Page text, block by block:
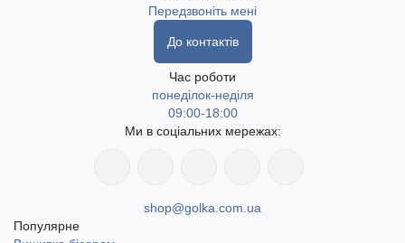
Передзвоніть мені
До контактів
Час роботи
понеділок-неділя
09:00-18:00
Ми в соціальних мережах:
shop@golka.com.ua
Популярне